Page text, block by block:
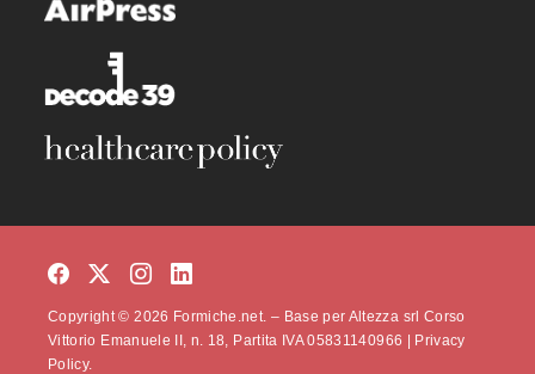
Copyright © 2026 Formiche.net. – Base per Altezza srl Corso
Vittorio Emanuele II, n. 18, Partita IVA 05831140966 | Privacy
Policy.